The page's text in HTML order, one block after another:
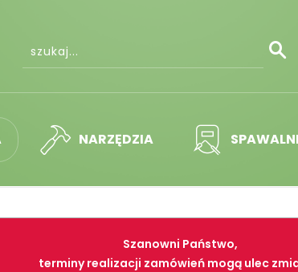
NARZĘDZIA
Szanowni Państwo,
terminy realizacji zamówień mogą ulec